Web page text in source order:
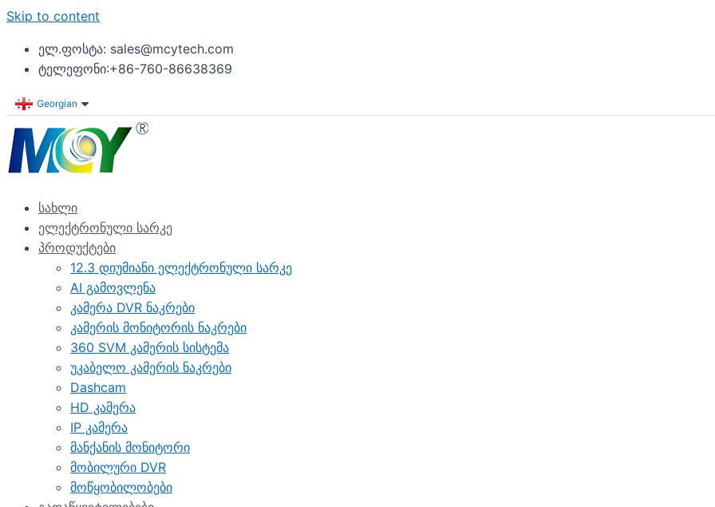
Skip to content
ელ.ფოსტა: sales@mcytech.com
ტელეფონი:+86-760-86638369
Georgian
სახლი
ელექტრონული სარკე
პროდუქტები
12.3 დიუმიანი ელექტრონული სარკე
AI გამოვლენა
კამერა DVR ნაკრები
კამერის მონიტორის ნაკრები
360 SVM კამერის სისტემა
უკაბელო კამერის ნაკრები
Dashcam
HD კამერა
IP კამერა
მანქანის მონიტორი
მობილური DVR
მოწყობილობები